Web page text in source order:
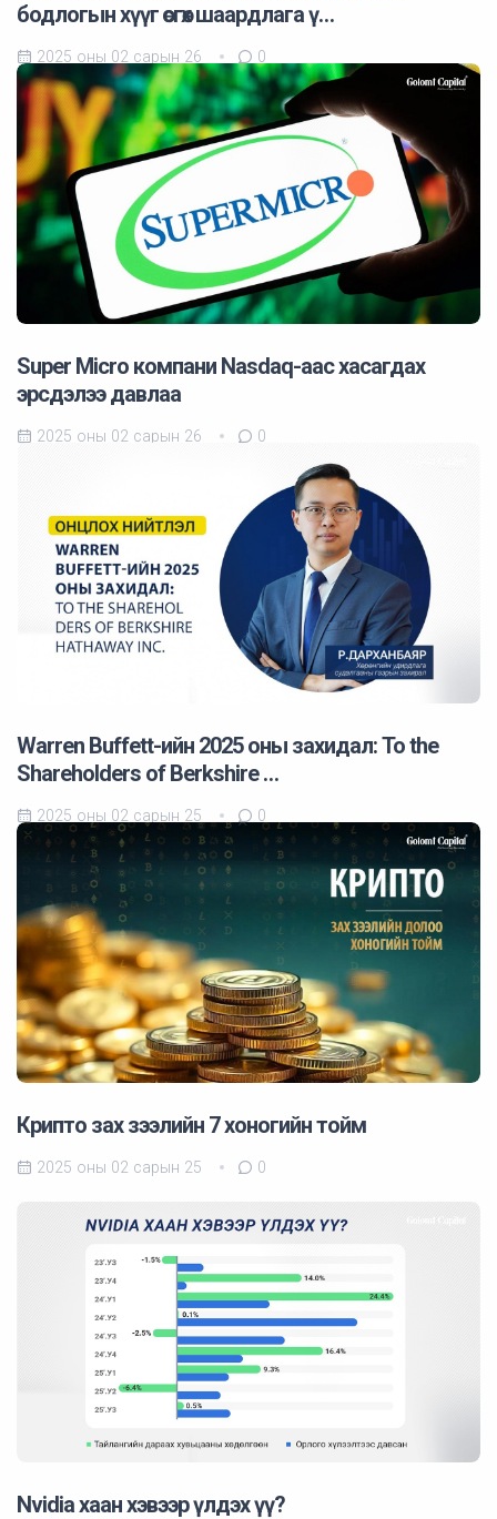
бодлогын хүүг өсгөх шаардлага ү…
2025 оны 02 сарын 26 0
Super Micro компани Nasdaq-аас хасагдах
эрсдэлээ давлаа
2025 оны 02 сарын 26 0
Warren Buffett-ийн 2025 оны захидал: To the
Shareholders of Berkshire …
2025 оны 02 сарын 25 0
Крипто зах зээлийн 7 хоногийн тойм
2025 оны 02 сарын 25 0
Nvidia хаан хэвээр үлдэх үү?